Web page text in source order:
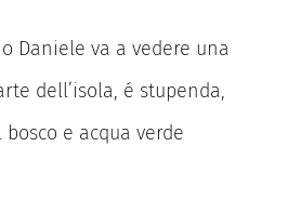
Daniele va a vedere una
dell’isola, é stupenda,
e acqua verde